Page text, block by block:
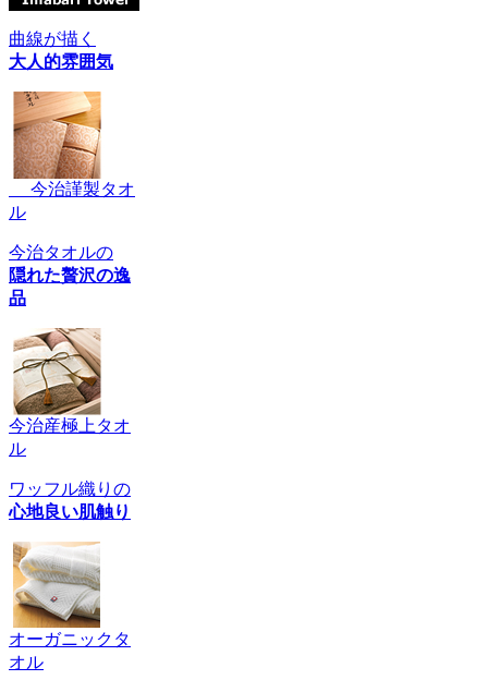
曲線が描く
大人的雰囲気
今治謹製タオ
ル
今治タオルの
隠れた贅沢の逸
品
今治産極上タオ
ル
ワッフル織りの
心地良い肌触り
オーガニックタ
オル